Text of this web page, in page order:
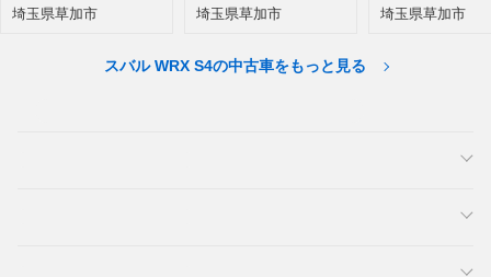
埼玉県草加市 埼玉県草加市 埼玉県草加市
スバル WRX S4の中古車をもっと見る